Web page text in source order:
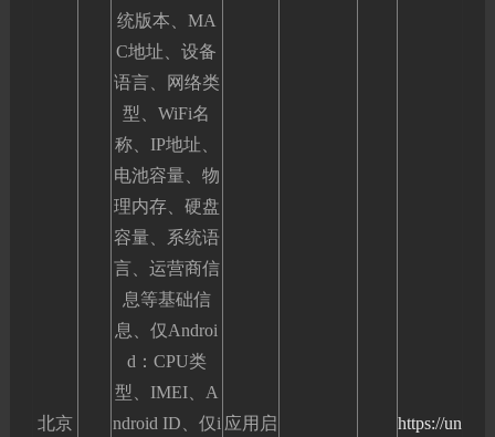
北京
统版本、MA
C地址、设备
语言、网络类
型、WiFi名
称、IP地址、
电池容量、物
理内存、硬盘
容量、系统语
言、运营商信
息等基础信
息、仅Androi
d：CPU类
型、IMEI、A
ndroid ID、仅i 应用启 https://un